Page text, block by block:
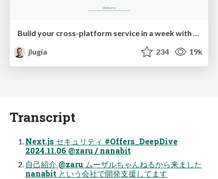
jlugia
234 19k
Transcript
Next.js セキュリティ #Offers_DeepDive
2024.11.06 @zaru / nanabit
自己紹介 @zaru ムーザルちゃんねるから来ました
nanabit という会社で開発支援してます